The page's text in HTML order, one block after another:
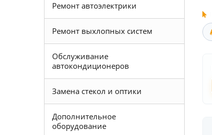
Ремонт автоэлектрики
Ремонт выхлопных систем
Обслуживание
автокондиционеров
Замена стекол и оптики
Дополнительное
оборудование